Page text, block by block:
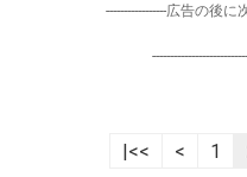
-----------------広告の後に
|<< < 1